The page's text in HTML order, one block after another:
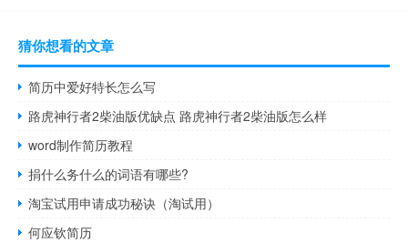
猜你想看的文章
简历中爱好特长怎么写
路虎神行者2柴油版优缺点 路虎神行者2柴油版怎么样
word制作简历教程
捐什么务什么的词语有哪些?
淘宝试用申请成功秘诀（淘试用）
何应钦简历